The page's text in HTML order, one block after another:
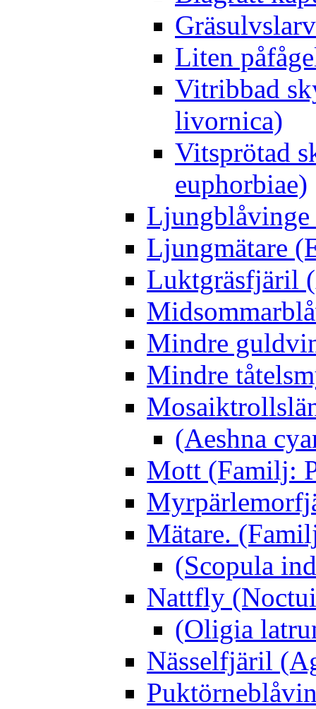
Liten
Vitribbad
livornica)
Vitsprötad
euphorbiae)
Ljungblåvinge
Ljungmätare
Luktgräsfjäril
Mindre
Mindre
(Aeshna
Mott (Familj:
Mätare.
(Scopula
Nattfly
(Oligia
Nässelfjäril